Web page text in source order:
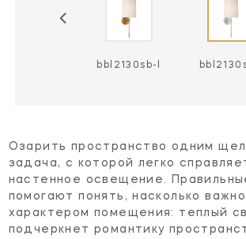
bbl2130sb-l
Озарить пространство одним
задача, с которой легко
настенное освещение.
помогают понять, насколько
характером помещения: теплый
подчеркнет романтику